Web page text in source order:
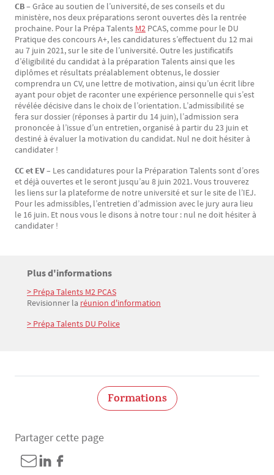
CB – Grâce au soutien de l’université, de ses conseils et du
ministère, nos deux préparations seront ouvertes dès la rentrée
prochaine. Pour la Prépa Talents M2 PCAS, comme pour le DU
Pratique des concours A+, les candidatures s’effectuent du 12 mai
au 7 juin 2021, sur le site de l’université. Outre les justificatifs
d’éligibilité du candidat à la préparation Talents ainsi que les
diplômes et résultats préalablement obtenus, le dossier
comprendra un CV, une lettre de motivation, ainsi qu’un écrit libre
ayant pour objet de raconter une expérience personnelle qui s’est
révélée décisive dans le choix de l’orientation. L’admissibilité se
fera sur dossier (réponses à partir du 14 juin), l’admission sera
prononcée à l’issue d’un entretien, organisé à partir du 23 juin et
destiné à évaluer la motivation du candidat. Nul ne doit hésiter à
candidater !
CC et EV – Les candidatures pour la Préparation Talents sont d’ores
et déjà ouvertes et le seront jusqu’au 8 juin 2021. Vous trouverez
les liens sur la plateforme de notre université et sur le site de l’IEJ.
Pour les admissibles, l’entretien d’admission avec le jury aura lieu
le 16 juin. Et nous vous le disons à notre tour : nul ne doit hésiter à
candidater !
Bloc(s) libre(s)
Titre
Plus d'informations
Texte
> Prépa Talents M2 PCAS
Revisionner la réunion d'information
> Prépa Talents DU Police
Formations
Partager cette page